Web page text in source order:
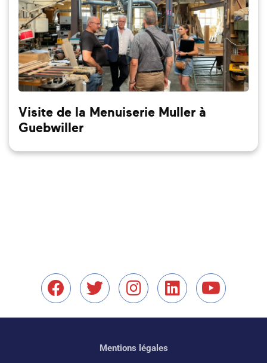
Visite de la Menuiserie Muller à
Guebwiller
Nous retrouver sur
Nous retrouver sur X
Nous retrouver
NousNous
Mentions légales